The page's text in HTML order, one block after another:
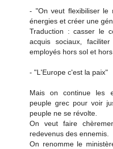
- "On veut flexibiliser le
énergies et créer une
Traduction : casser le
acquis sociaux,
employés hors sol et
- "L'Europe c'est la paix"
Mais on continue les
peuple grec pour voir
peuple ne se révolte.
On veut faire
redevenus des ennemis.
On renomme le